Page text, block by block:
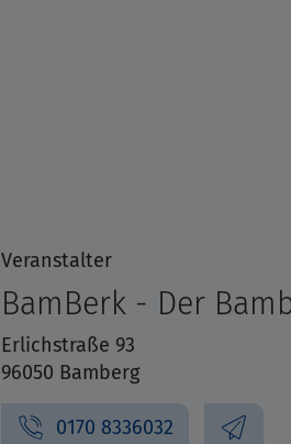
Veranstalter
BamBerk - Der
Erlichstraße 93
96050 Bamberg
0170 8336032